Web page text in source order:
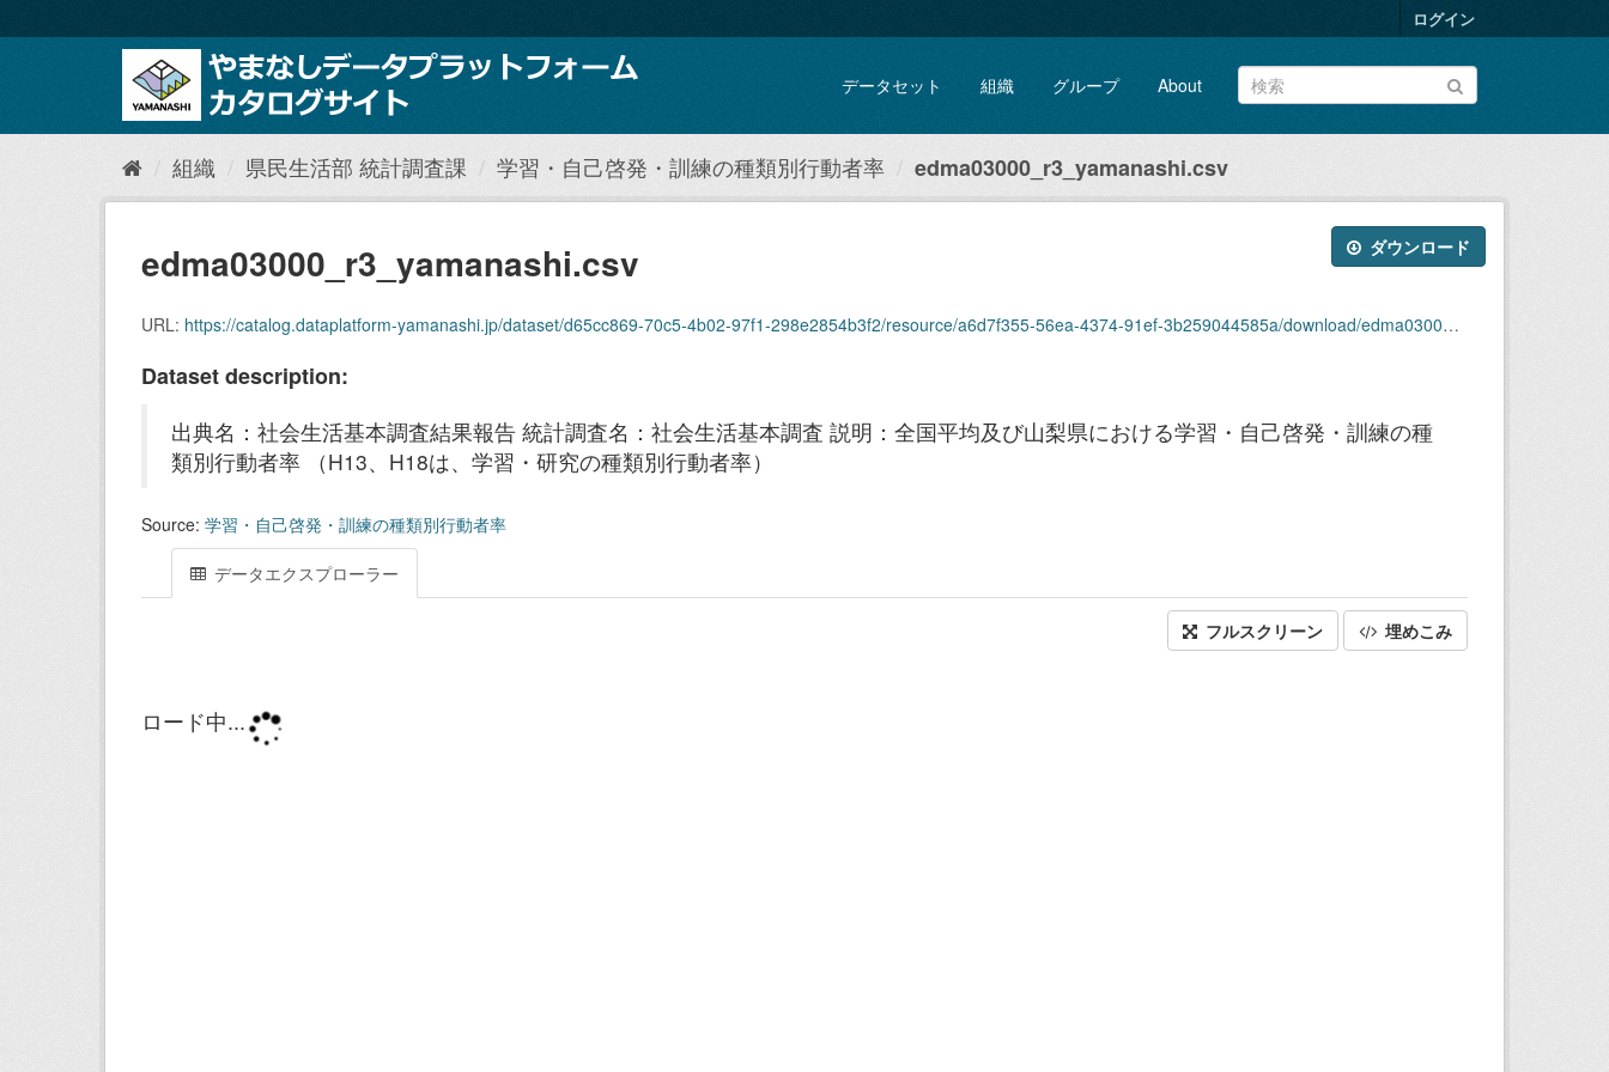
キ
て
ログイン
データセット 組織 グループ About
組織 県民生活部 統計調査課 学習・自己啓発・訓練の種類別行動者率 edma03000_r3_yamanashi.csv
ダウンロード
edma03000_r3_yamanashi.csv
URL: https://catalog.dataplatform-yamanashi.jp/dataset/d65cc869-70c5-4b02-97f1-298e2854b3f2/resource/a6d7f355-56ea-4374-91ef-3b259044585a/download/edma03000_r3_yamanashi.csv
Dataset description:
出典名：社会生活基本調査結果報告 統計調査名：社会生活基本調査 説明：全国平均及び山梨県における学習・自己啓発・訓練の種
類別行動者率 （H13、H18は、学習・研究の種類別行動者率）
Source: 学習・自己啓発・訓練の種類別行動者率
データエクスプローラー
フルスクリーン 埋めこみ